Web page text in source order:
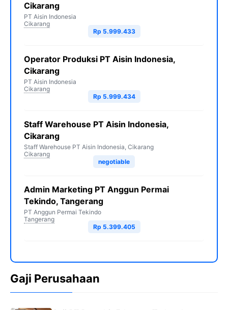
Cikarang
PT Aisin Indonesia
Cikarang
Rp 5.999.433
Operator Produksi PT Aisin Indonesia,
Cikarang
PT Aisin Indonesia
Cikarang
Rp 5.999.434
Staff Warehouse PT Aisin Indonesia,
Cikarang
Staff Warehouse PT Aisin Indonesia, Cikarang
Cikarang
negotiable
Admin Marketing PT Anggun Permai
Tekindo, Tangerang
PT Anggun Permai Tekindo
Tangerang
Rp 5.399.405
Gaji Perusahaan